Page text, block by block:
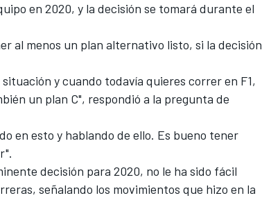
en 2020, y la decisión se tomará durante el
al menos un plan alternativo listo, si la decisión
y cuando todavía quieres correr en F1,
un plan C", respondió a la pregunta de
en esto y hablando de ello. Es bueno tener
decisión para 2020, no le ha sido fácil
señalando los movimientos que hizo en la